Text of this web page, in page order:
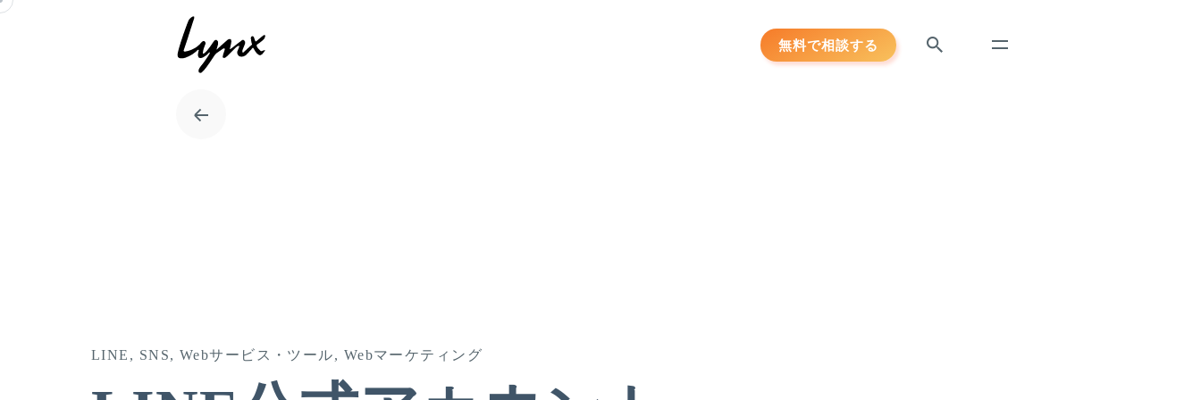
Skip
無料で相談する
LINE SNS Webサービス・ツール Webマーケティング